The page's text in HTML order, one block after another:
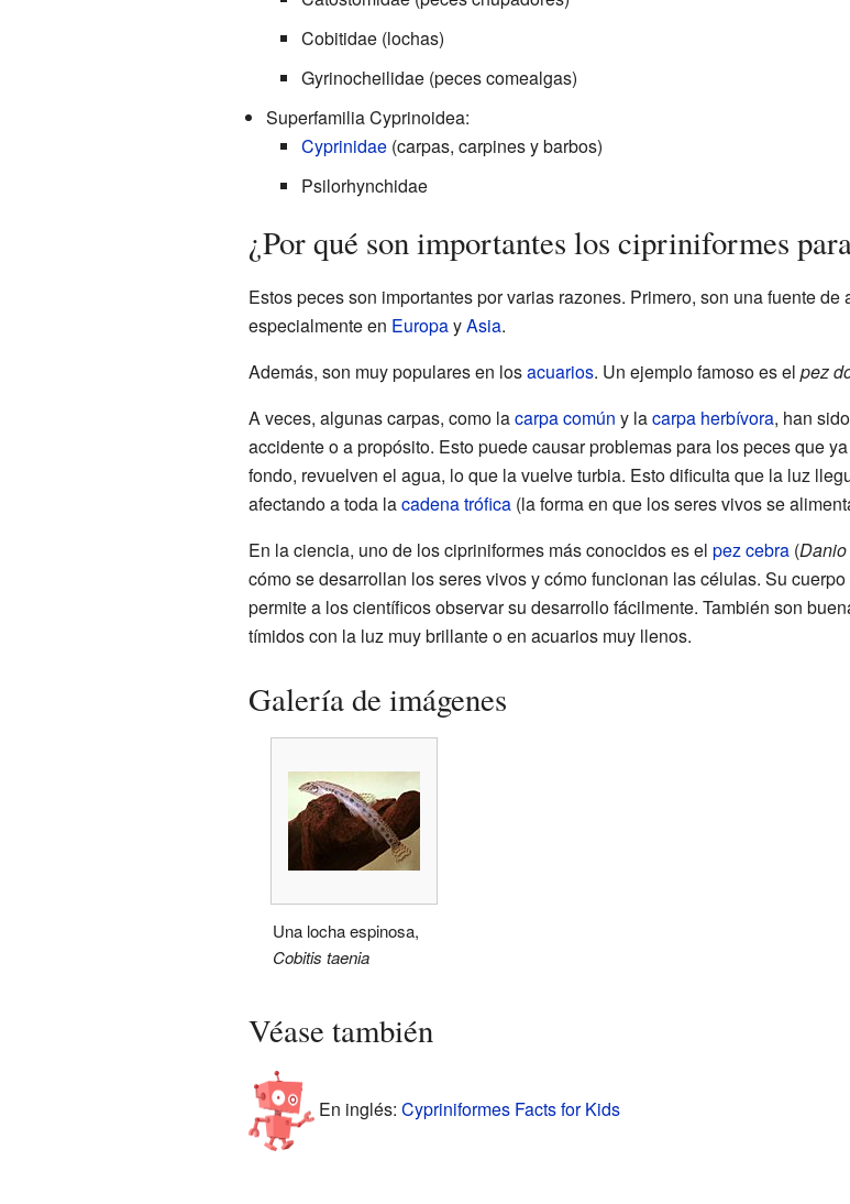
Cobitidae (lochas)
Gyrinocheilidae (peces comealgas)
Superfamilia Cyprinoidea:
Cyprinidae(carpas, carpines y barbos)
Psilorhynchidae
¿Por qué son importantes los cipriniformes
Estos peces son importantes por varias razones. Primero, son una fuente
especialmente en EuropayAsia.
Además, son muy populares en losacuarios. Un ejemplo famoso es el pez
A veces, algunas carpas, como lacarpa común y lacarpa herbívora, han
accidente o a propósito. Esto puede causar problemas para los peces que
fondo, revuelven el agua, lo que la vuelve turbia. Esto dificulta que la luz
afectando a toda lacadena trófica(la forma en que los seres vivos se
En la ciencia, uno de los cipriniformes más conocidos es el pez cebra(
cómo se desarrollan los seres vivos y cómo funcionan las células. Su
permite a los científicos observar su desarrollo fácilmente. También son
tímidos con la luz muy brillante o en acuarios muy llenos.
Galería de imágenes
Una locha espinosa,
Cobitis taenia
Véase también
En inglés: Cypriniformes Facts for Kids